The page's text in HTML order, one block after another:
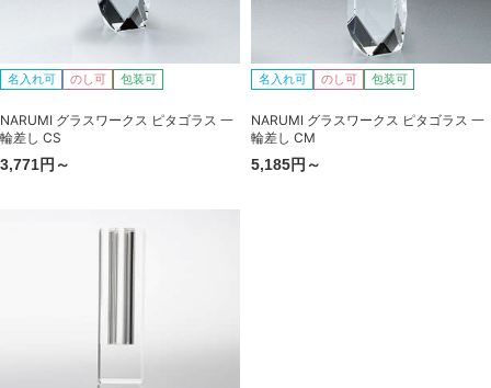
名入れ可 のし可 包装可
NARUMI グラスワークス ピタゴラス 一
輪差し CS
3,771円～
名入れ可 のし可 包装可
NARUMI グラスワークス ピタゴラス 一
輪差し CM
5,185円～